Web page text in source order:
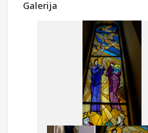
Galerija